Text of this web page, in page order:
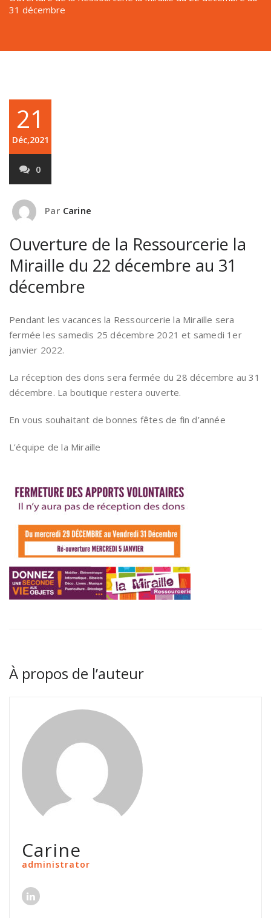
31 décembre
21
Déc,2021
0
Par Carine
Ouverture de la Ressourcerie la
Miraille du 22 décembre au 31
décembre
Pendant les vacances la Ressourcerie la Miraille sera
fermée les samedis 25 décembre 2021 et samedi 1er
janvier 2022.
La réception des dons sera fermée du 28 décembre au 31
décembre. La boutique restera ouverte.
En vous souhaitant de bonnes fêtes de fin d’année
L’équipe de la Miraille
À propos de l’auteur
Carine
administrator